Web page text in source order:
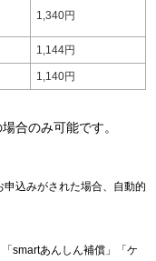
1,340円
1,144円
1,140円
合のみ可能です。
込みがされた場合、自動的
smartあんしん補償」「ケ